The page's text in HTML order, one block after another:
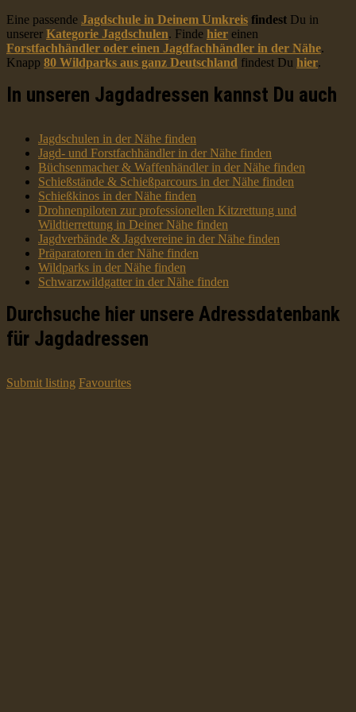
Eine passende Jagdschule in Deinem Umkreis findest Du in
unserer Kategorie Jagdschulen. Finde hier einen
Forstfachhändler oder einen Jagdfachhändler in der Nähe.
Knapp 80 Wildparks aus ganz Deutschland findest Du hier.
In unseren Jagdadressen kannst Du auch
Jagdschulen in der Nähe finden
Jagd- und Forstfachhändler in der Nähe finden
Büchsenmacher & Waffenhändler in der Nähe finden
Schießstände & Schießparcours in der Nähe finden
Schießkinos in der Nähe finden
Drohnenpiloten zur professionellen Kitzrettung und
Wildtierrettung in Deiner Nähe finden
Jagdverbände & Jagdvereine in der Nähe finden
Präparatoren in der Nähe finden
Wildparks in der Nähe finden
Schwarzwildgatter in der Nähe finden
Durchsuche hier unsere Adressdatenbank
für Jagdadressen
Submit listing Favourites